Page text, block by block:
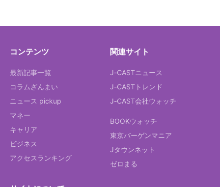
コンテンツ
最新記事一覧
コラムざんまい
ニュース pickup
マネー
キャリア
ビジネス
アクセスランキング
関連サイト
J-CASTニュース
J-CASTトレンド
J-CAST会社ウォッチ
BOOKウォッチ
東京バーゲンマニア
Jタウンネット
ゼロまる